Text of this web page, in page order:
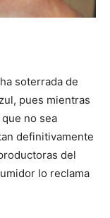
soterrada de
pues mientras
no sea
definitivamente
del
lo reclama